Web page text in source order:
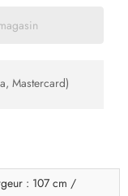
Mastercard)
: 107 cm /